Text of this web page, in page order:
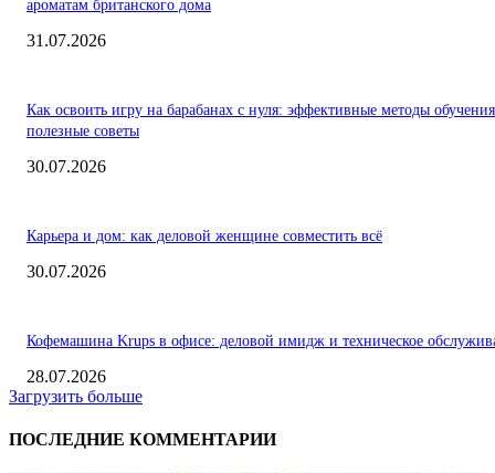
ароматам британского дома
31.07.2026
Как освоить игру на барабанах с нуля: эффективные методы
полезные советы
30.07.2026
Карьера и дом: как деловой женщине совместить всё
30.07.2026
Кофемашина Krups в офисе: деловой имидж и техническое
28.07.2026
Загрузить больше
ПОСЛЕДНИЕ КОММЕНТАРИИ